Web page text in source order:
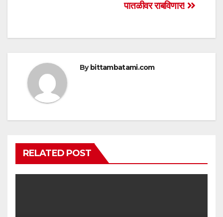
पातळीवर‌ राबविणार!
By bittambatami.com
RELATED POST